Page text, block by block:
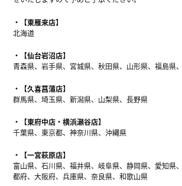
【東雁来店】
北海道
【仙台岩沼店】
青森県、岩手県、宮城県、秋田県、山形県、福島県
【久喜菖蒲店】
群馬県、埼玉県、新潟県、山梨県、長野県
【東府中店・横浜瀬谷店】
千葉県、東京都、神奈川県、沖縄県
【一宮萩原店】
富山県、石川県、福井県、岐阜県、静岡県、愛知県
都府、大阪府、兵庫県、奈良県、和歌山県